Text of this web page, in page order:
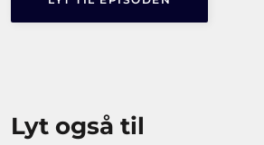
Lyt også til